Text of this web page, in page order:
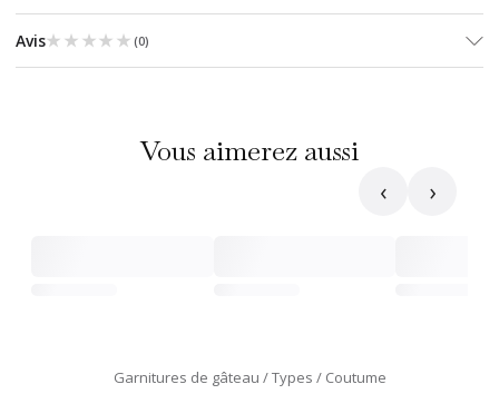
Avis★★★★★
★★★★★ (0)
Vous aimerez aussi
‹ ›
Garnitures de gâteau Types Coutume